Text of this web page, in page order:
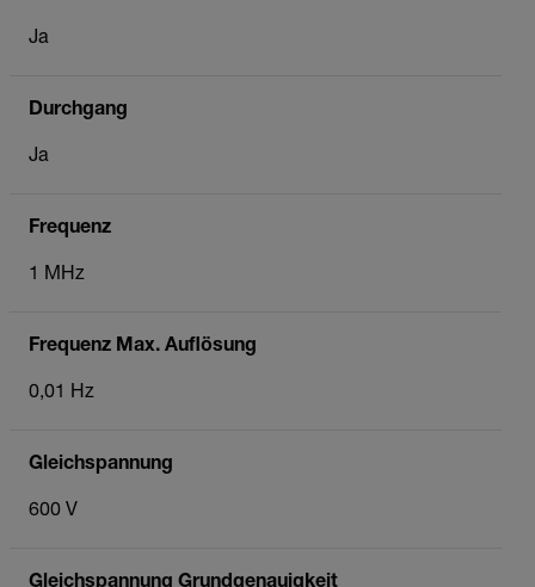
Ja
Durchgang
Ja
Frequenz
1 MHz
Frequenz Max. Auflösung
0,01 Hz
Gleichspannung
600 V
Gleichspannung Grundgenauigkeit